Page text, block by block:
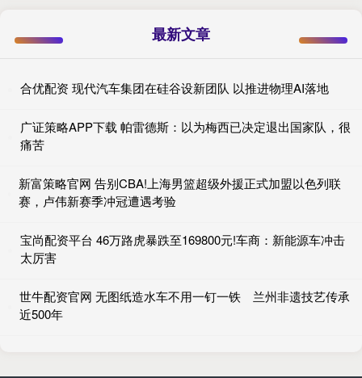
最新文章
合优配资 现代汽车集团在硅谷设新团队 以推进物理AI落地
广证策略APP下载 帕雷德斯：以为梅西已决定退出国家队，很
痛苦
新富策略官网 告别CBA!上海男篮超级外援正式加盟以色列联
赛，卢伟新赛季冲冠遭遇考验
宝尚配资平台 46万路虎暴跌至169800元!车商：新能源车冲击
太厉害
世牛配资官网 无图纸造水车不用一钉一铁 兰州非遗技艺传承
近500年